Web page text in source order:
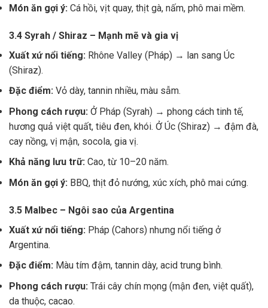
Món ăn gợi ý: Cá hồi, vịt quay, thịt gà, nấm, phô mai mềm.
3.4 Syrah / Shiraz – Mạnh mẽ và gia vị
Xuất xứ nổi tiếng: Rhône Valley (Pháp) → lan sang Úc
(Shiraz).
Đặc điểm: Vỏ dày, tannin nhiều, màu sẫm.
Phong cách rượu: Ở Pháp (Syrah) → phong cách tinh tế,
hương quả việt quất, tiêu đen, khói. Ở Úc (Shiraz) → đậm đà,
cay nồng, vị mận, socola, gia vị.
Khả năng lưu trữ: Cao, từ 10–20 năm.
Món ăn gợi ý: BBQ, thịt đỏ nướng, xúc xích, phô mai cứng.
3.5 Malbec – Ngôi sao của Argentina
Xuất xứ nổi tiếng: Pháp (Cahors) nhưng nổi tiếng ở
Argentina.
Đặc điểm: Màu tím đậm, tannin dày, acid trung bình.
Phong cách rượu: Trái cây chín mọng (mận đen, việt quất),
da thuộc, cacao.